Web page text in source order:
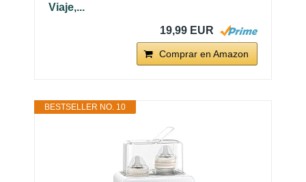
Viaje,...
19,99 EUR
Comprar en Amazon
BESTSELLER NO. 10